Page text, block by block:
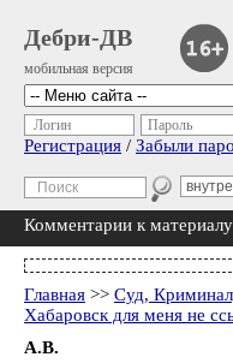
Дебри-ДВ
мобильная версия
Логин Пароль
Регистрация / Забыли
Комментарии к материалу
Главная >> Суд,
Хабаровск для меня не
А.В.